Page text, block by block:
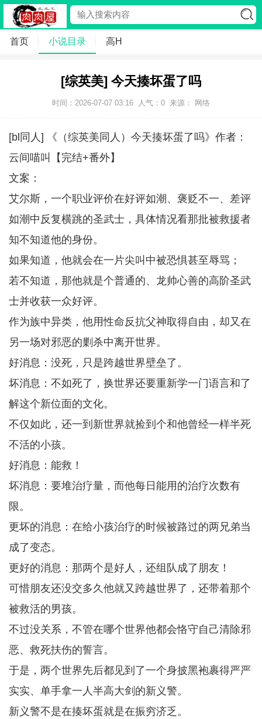
首页 小说目录 高H
[综英美] 今天揍坏蛋了吗
时间：2026-07-07 03:16 人气： 0 来源： 网络
[bl同人] 《（综英美同人）今天揍坏蛋了吗》作者：
云间喵叫【完结+番外】
文案：
艾尔斯，一个职业评价在好评如潮、褒贬不一、差评
如潮中反复横跳的圣武士，具体情况看那批被救援者
知不知道他的身份。
如果知道，他就会在一片尖叫中被恐惧甚至辱骂；
若不知道，那他就是个普通的、龙帅心善的高阶圣武
士并收获一众好评。
作为族中异类，他用性命反抗父神取得自由，却又在
另一场对邪恶的剿杀中离开世界。
好消息：没死，只是跨越世界壁垒了。
坏消息：不如死了，换世界还要重新学一门语言和了
解这个新位面的文化。
不仅如此，还一到新世界就捡到个和他曾经一样半死
不活的小孩。
好消息：能救！
坏消息：要堆治疗量，而他每日能用的治疗次数有
限。
更坏的消息：在给小孩治疗的时候被路过的两兄弟当
成了变态。
更好的消息：那两个是好人，还组队成了朋友！
可惜朋友还没交多久他就又跨越世界了，还带着那个
被救活的男孩。
不过没关系，不管在哪个世界他都会恪守自己清除邪
恶、救死扶伤的誓言。
于是，两个世界先后都见到了一个身披黑袍裹得严严
实实、单手拿一人半高大剑的新义警。
新义警不是在揍坏蛋就是在振穷济乏。